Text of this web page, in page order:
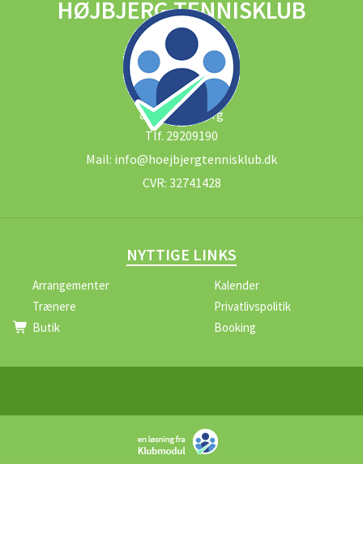
HØJBJERG TENNISKLUB
FIND OS HER
Dybrovej 6
8270 - Højbjerg
Tlf. 29209190
Mail: info@hoejbjergtennisklub.dk
CVR: 32741428
NYTTIGE LINKS
Arrangementer
Kalender
Trænere
Privatlivspolitik
Butik
Booking